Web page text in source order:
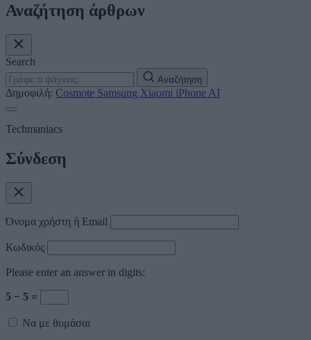
Αναζήτηση άρθρων
Search
Αναζήτηση
Δημοφιλή: Cosmote Samsung Xiaomi iPhone AI
Techmaniacs
Σύνδεση
Όνομα χρήστη ή Email
Κωδικός
Please enter an answer in digits:
5 − 5 =
Να με θυμάσαι